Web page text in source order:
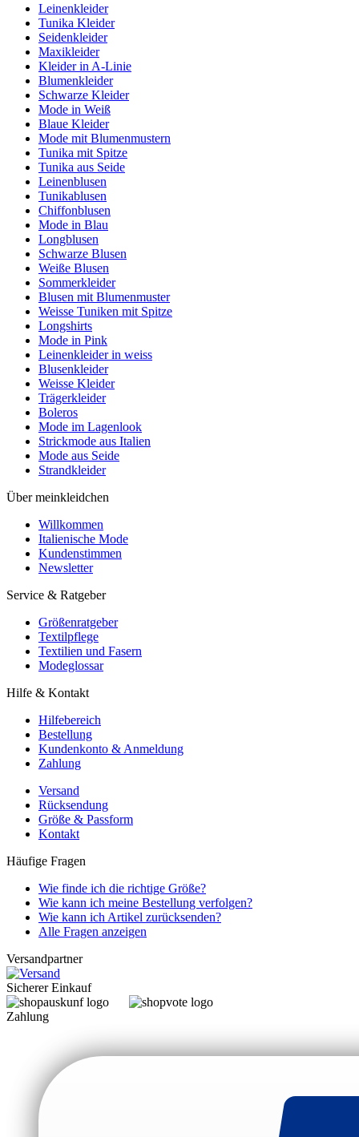
Leinenkleider
Tunika Kleider
Seidenkleider
Maxikleider
Kleider in A-Linie
Blumenkleider
Schwarze Kleider
Mode in Weiß
Blaue Kleider
Mode mit Blumenmustern
Tunika mit Spitze
Tunika aus Seide
Leinenblusen
Tunikablusen
Chiffonblusen
Mode in Blau
Longblusen
Schwarze Blusen
Weiße Blusen
Sommerkleider
Blusen mit Blumenmuster
Weisse Tuniken mit Spitze
Longshirts
Mode in Pink
Leinenkleider in weiss
Blusenkleider
Weisse Kleider
Trägerkleider
Boleros
Mode im Lagenlook
Strickmode aus Italien
Mode aus Seide
Strandkleider
Über meinkleidchen
Willkommen
Italienische Mode
Kundenstimmen
Newsletter
Service & Ratgeber
Größenratgeber
Textilpflege
Textilien und Fasern
Modeglossar
Hilfe & Kontakt
Hilfebereich
Bestellung
Kundenkonto & Anmeldung
Zahlung
Versand
Rücksendung
Größe & Passform
Kontakt
Häufige Fragen
Wie finde ich die richtige Größe?
Wie kann ich meine Bestellung verfolgen?
Wie kann ich Artikel zurücksenden?
Alle Fragen anzeigen
Versandpartner
Sicherer Einkauf
Zahlung